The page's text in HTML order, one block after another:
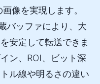
像を実現します。
バッファにより、大
安定して転送できま
ン、ROI、ビット深
ル線や明るさの違い